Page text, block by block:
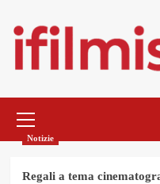
contenuto
principale
Notizie
Regali a tema